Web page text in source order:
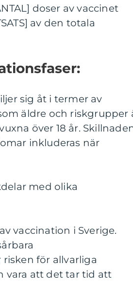
doser av vaccinet
av den totala
sig åt i termer av
äldre och riskgrupper
över 18 år.
inkluderas när
med olika
vaccination i Sverige.
för allvarliga
vara att det tar tid att